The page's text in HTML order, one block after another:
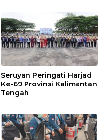
Seruyan Peringati Harjad
Ke-69 Provinsi Kalimantan
Tengah